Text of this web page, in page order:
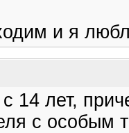
и я
с 14 лет,
с особым